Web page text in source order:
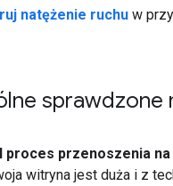
natężenie ruchu w
sprawdzone
proces przenoszenia
witryna jest duża i z